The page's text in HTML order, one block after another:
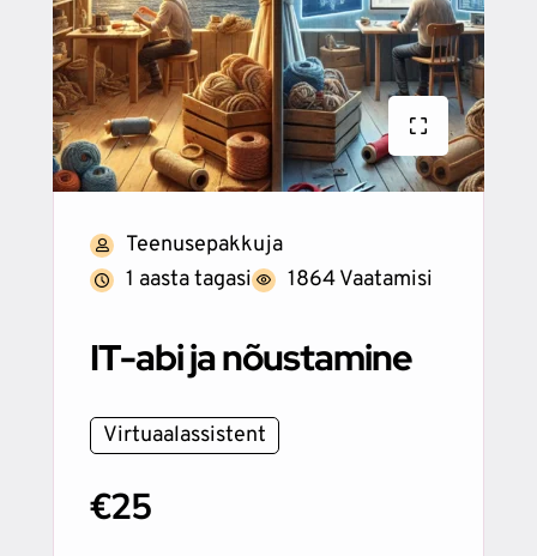
Teenusepakkuja
1 aasta tagasi
1864 Vaatamisi
IT-abi ja nõustamine
Virtuaalassistent
€25